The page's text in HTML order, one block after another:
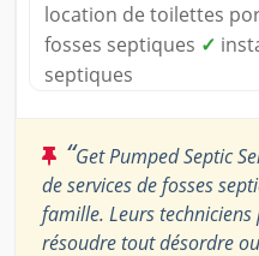
location de toilettes
fosses septiques ✓
septiques
“Get Pumped Septic
de services de fosses
famille. Leurs
résoudre tout désordre